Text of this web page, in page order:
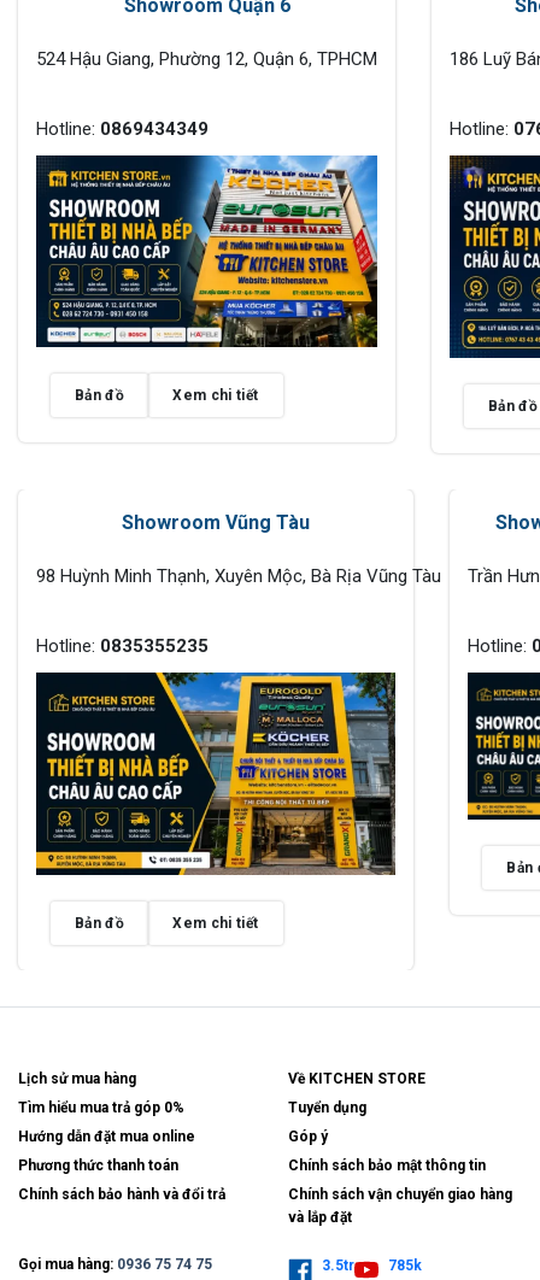
Showroom Quận 6
524 Hậu Giang, Phường 12, Quận 6, TPHCM
Hotline: 0869434349
Bản đồ Xem chi tiết
186 Luỹ
Hotline:
Bản đồ
Showroom Vũng Tàu
98 Huỳnh Minh Thạnh, Xuyên Mộc, Bà Rịa Vũng Tàu
Hotline: 0835355235
Bản đồ Xem chi tiết
Trần
Hotline:
Bản
Lịch sử mua hàng
Tìm hiểu mua trả góp 0%
Hướng dẫn đặt mua online
Phương thức thanh toán
Chính sách bảo hành và đổi trả
Về KITCHEN STORE
Tuyển dụng
Góp ý
Chính sách bảo mật thông tin
Chính sách vận chuyển giao hàng
và lắp đặt
Gọi mua hàng: 0936 75 74 75 3.5tr 785k